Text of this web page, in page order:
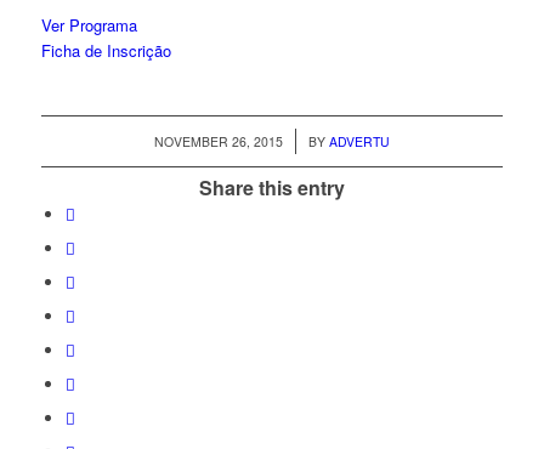
Ver Programa
Ficha de Inscrição
NOVEMBER 26, 2015
/ BY ADVERTU
Share this entry